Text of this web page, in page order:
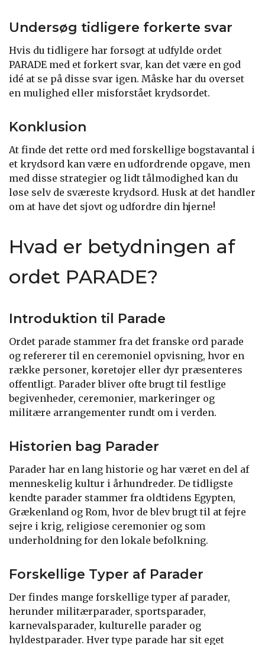
Undersøg tidligere forkerte svar
Hvis du tidligere har forsøgt at udfylde ordet
PARADE med et forkert svar, kan det være en god
idé at se på disse svar igen. Måske har du overset
en mulighed eller misforstået krydsordet.
Konklusion
At finde det rette ord med forskellige bogstavantal i
et krydsord kan være en udfordrende opgave, men
med disse strategier og lidt tålmodighed kan du
løse selv de sværeste krydsord. Husk at det handler
om at have det sjovt og udfordre din hjerne!
Hvad er betydningen af
ordet PARADE?
Introduktion til Parade
Ordet parade stammer fra det franske ord parade
og refererer til en ceremoniel opvisning, hvor en
række personer, køretøjer eller dyr præsenteres
offentligt. Parader bliver ofte brugt til festlige
begivenheder, ceremonier, markeringer og
militære arrangementer rundt om i verden.
Historien bag Parader
Parader har en lang historie og har været en del af
menneskelig kultur i århundreder. De tidligste
kendte parader stammer fra oldtidens Egypten,
Grækenland og Rom, hvor de blev brugt til at fejre
sejre i krig, religiøse ceremonier og som
underholdning for den lokale befolkning.
Forskellige Typer af Parader
Der findes mange forskellige typer af parader,
herunder militærparader, sportsparader,
karnevalsparader, kulturelle parader og
hyldestparader. Hver type parade har sit eget